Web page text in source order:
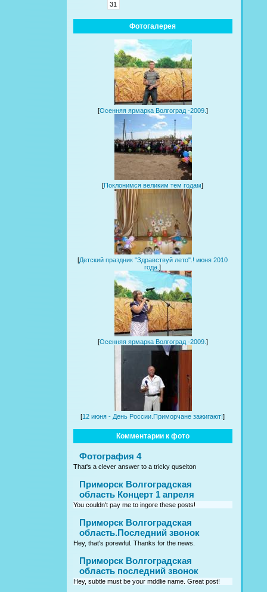
31
Фотогалерея
[Осенняя ярмарка Волгоград -2009. ]
[Поклонимся великим тем годам]
[Детский праздник "Здравствуй лето".! июня 2010
года.]
[Осенняя ярмарка Волгоград -2009. ]
[12 июня - День России.Приморчане зажигают!]
Комментарии к фото
Фотография 4
That's a clever answer to a tricky quseiton
Приморск Волгоградская
область Концерт 1 апреля
You couldn't pay me to ingore these posts!
Приморск Волгоградская
область.Последний звонок
Hey, that's porewful. Thanks for the news.
Приморск Волгоградская
область последний звонок
Hey, subtle must be your mddlie name. Great post!